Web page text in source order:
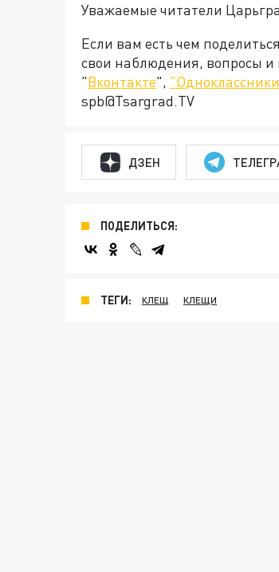
Уважаемые читатели
Если вам есть чем
свои наблюдения, вопросы и
"Вконтакте",
spb@Tsargrad.TV
ДЗЕН
ПОДЕЛИТЬСЯ:
ТЕГИ: КЛЕЩ КЛЕЩИ